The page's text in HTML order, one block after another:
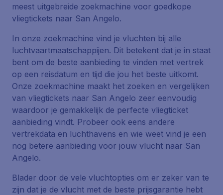
meest uitgebreide zoekmachine voor goedkope
vliegtickets naar San Angelo.
In onze zoekmachine vind je vluchten bij alle
luchtvaartmaatschappijen. Dit betekent dat je in staat
bent om de beste aanbieding te vinden met vertrek
op een reisdatum en tijd die jou het beste uitkomt.
Onze zoekmachine maakt het zoeken en vergelijken
van vliegtickets naar San Angelo zeer eenvoudig
waardoor je gemakkelijk de perfecte vliegticket
aanbieding vindt. Probeer ook eens andere
vertrekdata en luchthavens en wie weet vind je een
nog betere aanbieding voor jouw vlucht naar San
Angelo.
Blader door de vele vluchtopties om er zeker van te
zijn dat je de vlucht met de beste prijsgarantie hebt